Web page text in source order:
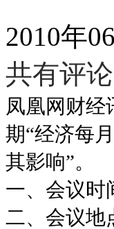
2010年
共有评论
凤凰网财经
期“经济每
其影响”。
一、会议时
二、会议地